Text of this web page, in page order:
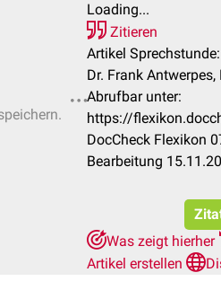
Loading...
Zitieren
Artikel Sprechstunde:
Dr. Frank
Abrufbar unter:
https://
DocCheck Flexikon
Bearbeitung
Was zeigt hierher
Artikel erstellen